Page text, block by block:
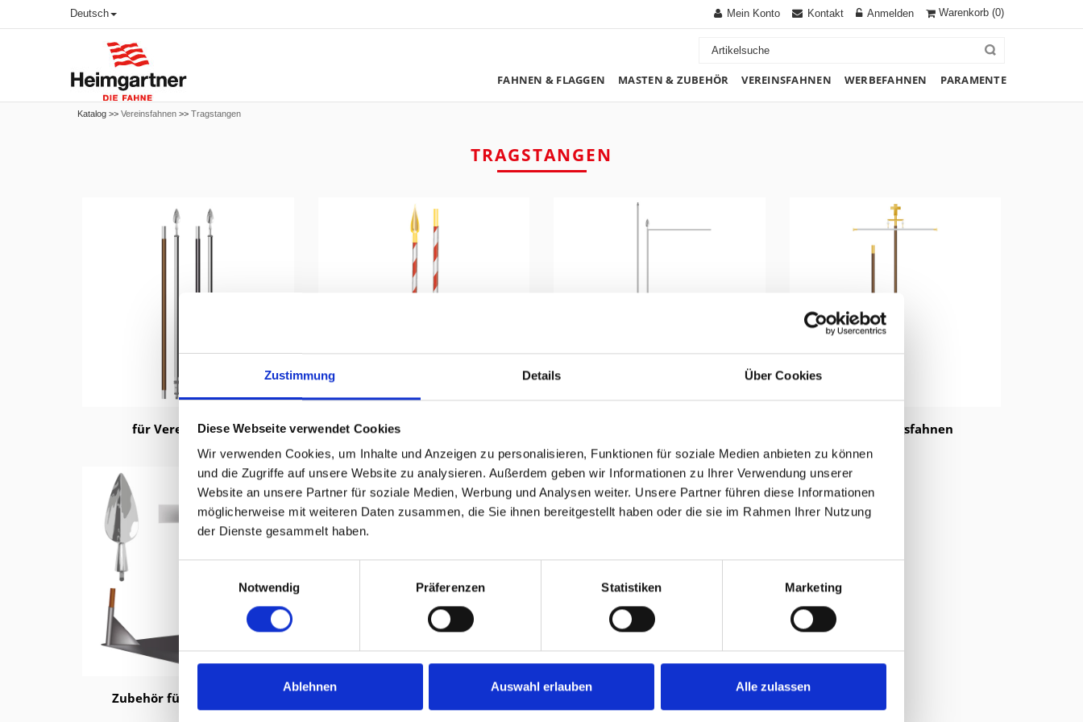
Zustimmung Details Über Cookies
Diese Webseite verwendet Cookies
Wir verwenden Cookies, um Inhalte und Anzeigen zu personalisieren, Funktionen für soziale Medien anbieten zu können
und die Zugriffe auf unsere Website zu analysieren. Außerdem geben wir Informationen zu Ihrer Verwendung unserer
Website an unsere Partner für soziale Medien, Werbung und Analysen weiter. Unsere Partner führen diese Informationen
möglicherweise mit weiteren Daten zusammen, die Sie ihnen bereitgestellt haben oder die sie im Rahmen Ihrer Nutzung
der Dienste gesammelt haben.
Notwendig
Präferenzen Statistiken Marketing
Ablehnen Auswahl erlauben Alle zulassen
Deutsch Warenkorb (0)
Mein Konto Kontakt Anmelden
FAHNEN & FLAGGEN MASTEN & ZUBEHÖR VEREINSFAHNEN WERBEFAHNEN PARAMENTE
Katalog >> Vereinsfahnen >> Tragstangen
TRAGSTANGEN
für Vereinsfahnen für Bataillonsfahnen für Vortragsfahnen
Zubehör für Tragstangen